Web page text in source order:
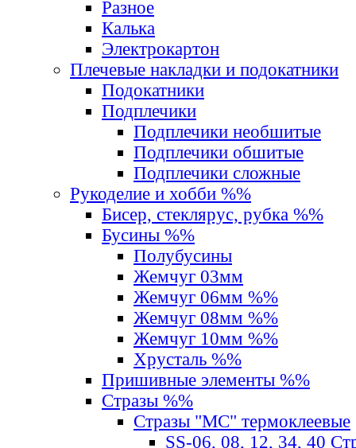
Разное
Калька
Электрокартон
Плечевые накладки и подокатники
Подокатники
Подплечики
Подплечики необшитые
Подплечики обшитые
Подплечики сложные
Рукоделие и хобби %%
Бисер, стеклярус, рубка %%
Бусины %%
Полубусины
Жемчуг 03мм
Жемчуг 06мм %%
Жемчуг 08мм %%
Жемчуг 10мм %%
Хрусталь %%
Пришивные элементы %%
Стразы %%
Стразы "MС" термоклеевые
SS-06, 08, 12, 34, 40